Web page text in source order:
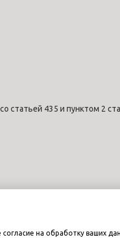
на обработку ваших
435 и пунктом 2